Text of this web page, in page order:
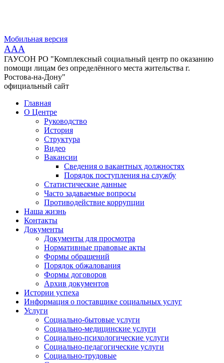
Мобильная версия
AAA
ГАУСОН РО "Комплексный социальный центр по оказанию
помощи лицам без определённого места жительства г.
Ростова-на-Дону"
официальный сайт
Главная
О Центре
Руководство
История
Структура
Видео
Вакансии
Сведения о вакантных должностях
Порядок поступления на службу
Статистические данные
Часто задаваемые вопросы
Противодействие коррупции
Наша жизнь
Контакты
Документы
Документы для просмотра
Нормативные правовые акты
Формы обращений
Порядок обжалования
Формы договоров
Архив документов
Истории успеха
Информация о поставщике социальных услуг
Услуги
Социально-бытовые услуги
Социально-медицинские услуги
Социально-психологические услуги
Социально-педагогические услуги
Социально-трудовые